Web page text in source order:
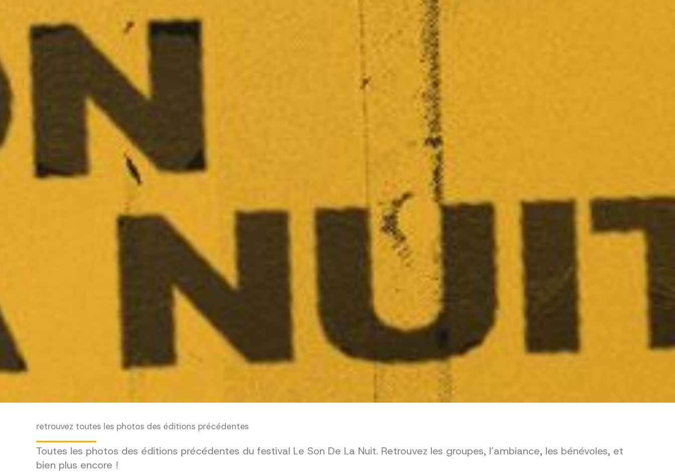
retrouvez toutes les photos des éditions précédentes
Toutes les photos des éditions précédentes du festival Le Son De La Nuit. Retrouvez les groupes, l’ambiance, les bénévoles, et
bien plus encore !